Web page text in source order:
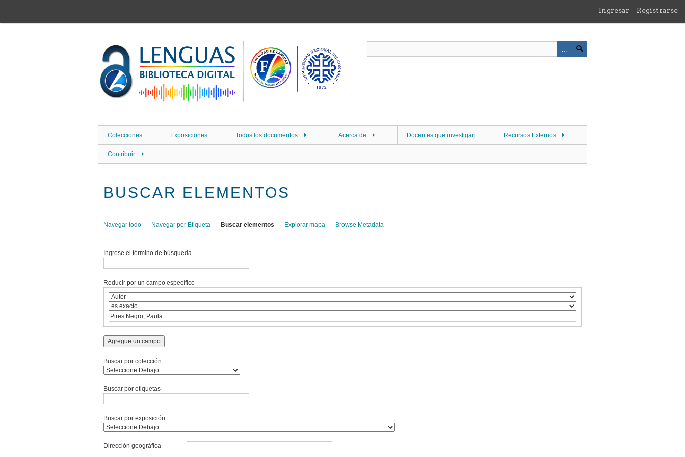
contenido
Ingresar Registrarse
Colecciones Exposiciones Todos los documentos Acerca de Docentes que investigan Recursos Externos
Contribuir
BUSCAR ELEMENTOS
Navegar todo Navegar por Etiqueta Buscar elementos Explorar mapa Browse Metadata
Ingrese el término de búsqueda
Reducir por un campo específico
Agregue un campo
Buscar por colección
Buscar por etiquetas
Buscar por exposición
Dirección geográfica